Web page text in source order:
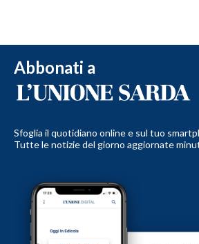
Abbonati a
Sfoglia il quotidiano online e sul tuo
Tutte le notizie del giorno aggiornate